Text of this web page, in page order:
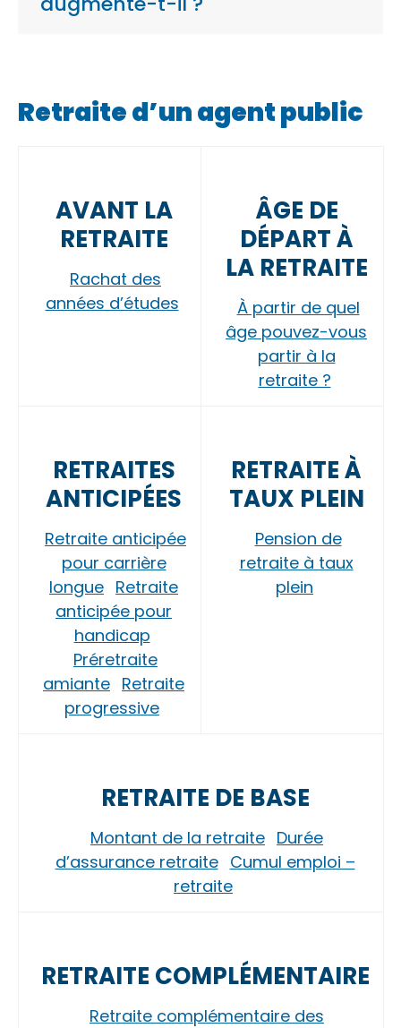
Retraite d’un agent public
AVANT LA
RETRAITE
Rachat des
années d’études
ÂGE DE
DÉPART À
LA RETRAITE
À partir de quel
âge pouvez-vous
partir à la
retraite ?
RETRAITES
ANTICIPÉES
Retraite anticipée
pour carrière
longue Retraite
anticipée pour
handicap
Préretraite
amiante Retraite
progressive
RETRAITE À
TAUX PLEIN
Pension de
retraite à taux
plein
RETRAITE DE BASE
Montant de la retraite Durée
d’assurance retraite Cumul emploi –
retraite
RETRAITE COMPLÉMENTAIRE
Retraite complémentaire des